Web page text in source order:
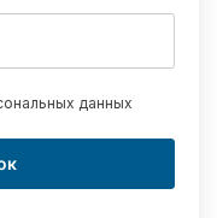
данных